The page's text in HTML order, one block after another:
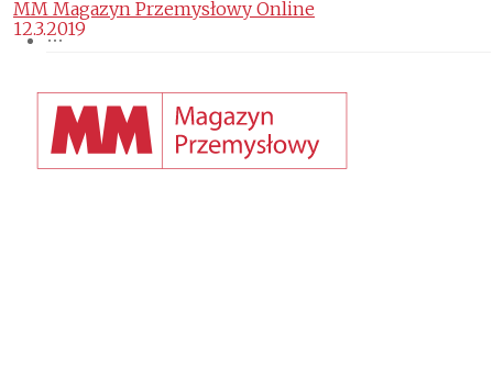
MM Magazyn Przemysłowy Online
12.3.2019